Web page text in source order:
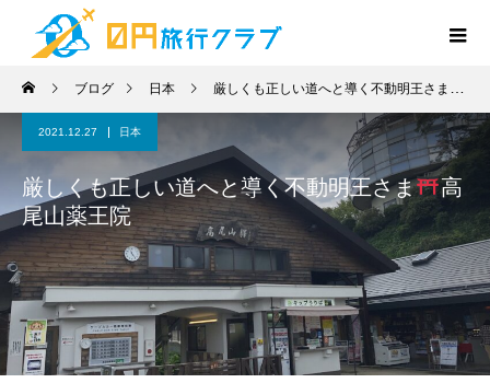
ブログ 日本 厳しくも正しい道へと導く不動明王さま
2021.12.27 日本
厳しくも正しい道へと導く不動明王さま
高
尾山薬王院